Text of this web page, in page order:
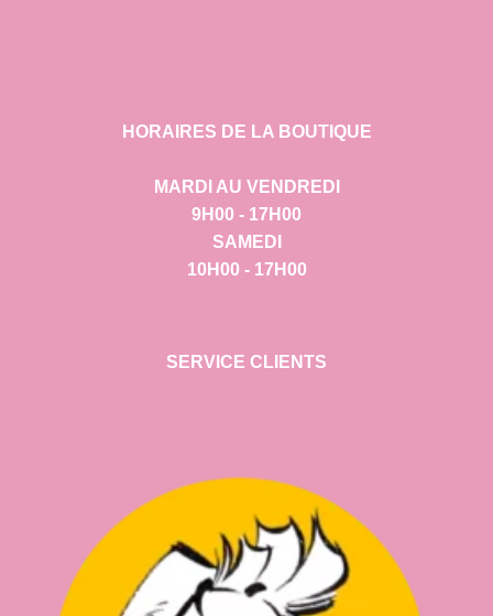
HORAIRES DE LA BOUTIQUE
MARDI AU VENDREDI
9H00 - 17H00
SAMEDI
10H00 - 17H00
SERVICE CLIENTS